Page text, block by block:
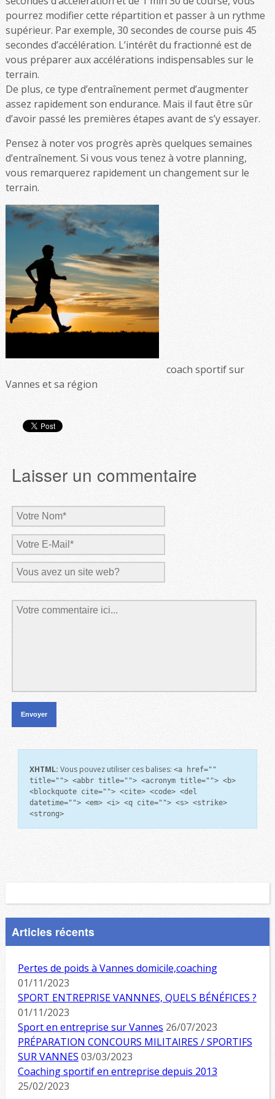
pourrez modifier cette répartition et passer à un rythme
supérieur. Par exemple, 30 secondes de course puis 45
secondes d’accélération. L’intérêt du fractionné est de
vous préparer aux accélérations indispensables sur le
terrain.
De plus, ce type d’entraînement permet d’augmenter
assez rapidement son endurance. Mais il faut être sûr
d’avoir passé les premières étapes avant de s’y essayer.
Pensez à noter vos progrès après quelques semaines
d’entraînement. Si vous vous tenez à votre planning,
vous remarquerez rapidement un changement sur le
terrain.
coach sportif sur
Vannes et sa région
Laisser un commentaire
XHTML: Vous pouvez utiliser ces balises: <a href=""
title=""> <abbr title=""> <acronym title=""> <b>
<blockquote cite=""> <cite> <code> <del
datetime=""> <em> <i> <q cite=""> <s> <strike>
<strong>
Articles récents
Pertes de poids à Vannes domicile,coaching
01/11/2023
SPORT ENTREPRISE VANNNES, QUELS BÉNÉFICES ?
01/11/2023
Sport en entreprise sur Vannes 26/07/2023
PRÉPARATION CONCOURS MILITAIRES / SPORTIFS
SUR VANNES 03/03/2023
Coaching sportif en entreprise depuis 2013
25/02/2023